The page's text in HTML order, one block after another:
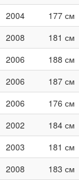
2004
177 см
2008
181 см
2006
188 см
2006
187 см
2006
176 см
2002
184 см
2003
181 см
2008
183 см